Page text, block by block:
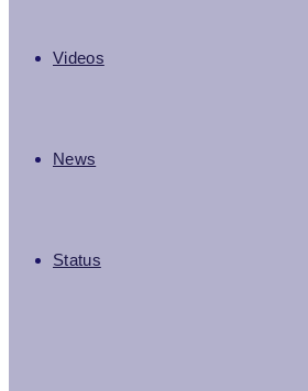
Videos
News
Status